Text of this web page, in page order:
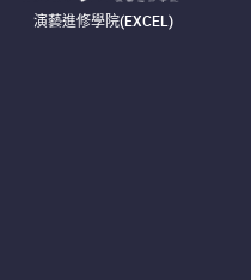
演藝進修學院(EXCEL)